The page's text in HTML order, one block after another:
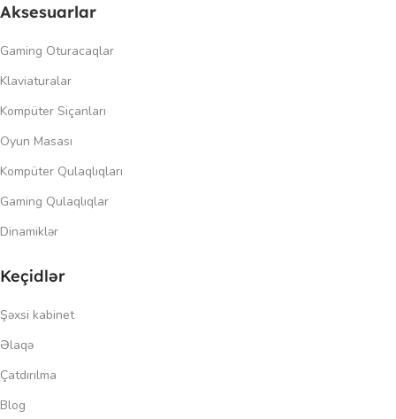
Aksesuarlar
Gaming Oturacaqlar
Klaviaturalar
Kompüter Siçanları
Oyun Masası
Kompüter Qulaqlıqları
Gaming Qulaqlıqlar
Dinamiklər
Keçidlər
Şəxsi kabinet
Əlaqə
Çatdırılma
Blog